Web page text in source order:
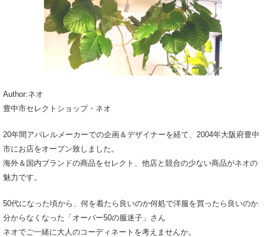
Author:ネオ
豊中市セレクトショップ・ネオ
20年間アパレルメーカーでの企画＆デザイナーを経て、2004年大阪府豊中
市にお店をオープン致しました。
海外＆国内ブランドの商品をセレクト、他店と競合の少ない商品がネオの
魅力です。
50代になった頃から、何を着たら良いのか何処で洋服を買ったら良いのか
分からなくなった「オーバー50の服迷子」さん
ネオでご一緒に大人のコーディネートを考えませんか。